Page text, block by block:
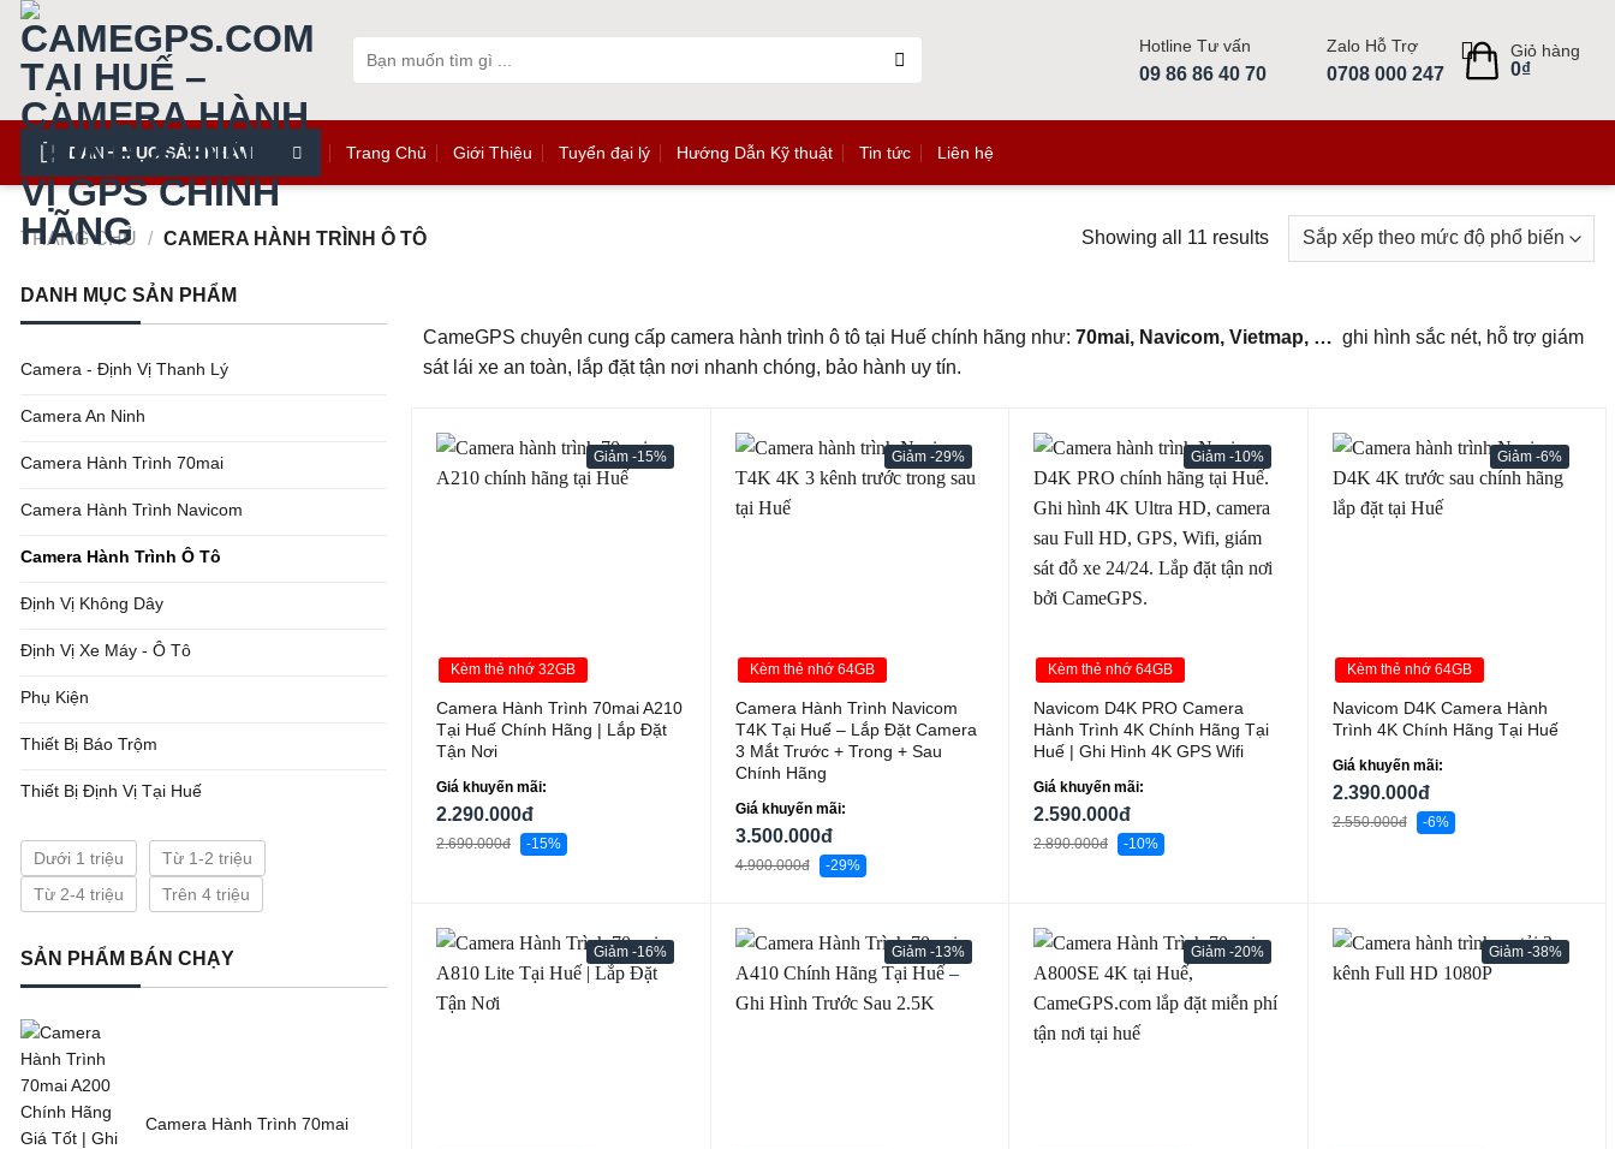
Skip
content
kiếm:
Hotline Tư vấn
09 86 86 40 70
Zalo Hỗ Trợ
0708 000 247
Giỏ hàng
0₫
DANH MỤC SẢN PHẨM Trang Chủ Giới Thiệu Tuyển đại lý Hướng Dẫn Kỹ thuật Tin tức Liên hệ
TRANG CHỦ / CAMERA HÀNH TRÌNH Ô TÔ Showing all 11 results
DANH MỤC SẢN PHẨM
Camera - Định Vị Thanh Lý
Camera An Ninh
Camera Hành Trình 70mai
Camera Hành Trình Navicom
Camera Hành Trình Ô Tô
Định Vị Không Dây
Định Vị Xe Máy - Ô Tô
Phụ Kiện
Thiết Bị Báo Trộm
Thiết Bị Định Vị Tại Huế
Dưới 1 triệu
Từ 1-2 triệu
Từ 2-4 triệu
Trên 4 triệu
SẢN PHẨM BÁN CHẠY
Camera Hành Trình 70mai
CameGPS chuyên cung cấp camera hành trình ô tô tại Huế chính hãng như: 70mai, Navicom, Vietmap, … ghi hình sắc nét, hỗ trợ giám
sát lái xe an toàn, lắp đặt tận nơi nhanh chóng, bảo hành uy tín.
-15%
Kèm thẻ nhớ 32GB
Camera Hành Trình 70mai A210
Tại Huế Chính Hãng | Lắp Đặt
Tận Nơi
Giá khuyến mãi:
2.290.000đ
2.690.000đ -15%
-29%
Kèm thẻ nhớ 64GB
Camera Hành Trình Navicom
T4K Tại Huế – Lắp Đặt Camera
3 Mắt Trước + Trong + Sau
Chính Hãng
Giá khuyến mãi:
3.500.000đ
4.900.000đ -29%
-10%
Kèm thẻ nhớ 64GB
Navicom D4K PRO Camera
Hành Trình 4K Chính Hãng Tại
Huế | Ghi Hình 4K GPS Wifi
Giá khuyến mãi:
2.590.000đ
2.890.000đ -10%
-6%
Kèm thẻ nhớ 64GB
Navicom D4K Camera Hành
Trình 4K Chính Hãng Tại Huế
Giá khuyến mãi:
2.390.000đ
2.550.000đ -6%
-16% -13% -20% -38%